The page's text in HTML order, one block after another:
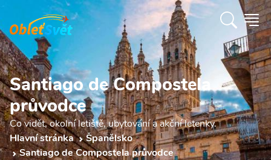
Santiago de Compostela
průvodce
Co vidět, okolní letiště, ubytování a akční letenky.
Hlavní stránka
Španělsko
Santiago de Compostela průvodce